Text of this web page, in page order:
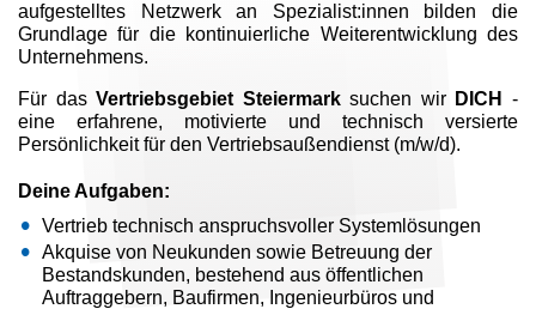
aufgestelltes Netzwerk an Spezialist:innen bilden die
Grundlage für die kontinuierliche Weiterentwicklung des
Unternehmens.
Für dasVertriebsgebiet Steiermarksuchen wir DICH
-
eine erfahrene, motivierte und technisch versierte
Persönlichkeit für den Vertriebsaußendienst (m/w/d).
Deine Aufgaben:
Vertrieb technisch anspruchsvoller Systemlösungen
Akquise von Neukunden sowie Betreuung der
Bestandskunden, bestehend aus öffentlichen
Auftraggebern, Baufirmen, Ingenieurbüros und